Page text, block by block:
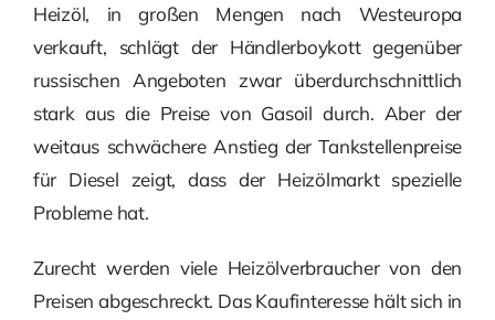
Heizöl, in großen Mengen nach Westeuropa
verkauft, schlägt der Händlerboykott gegenüber
russischen Angeboten zwar überdurchschnittlich
stark aus die Preise von Gasoil durch. Aber der
weitaus schwächere Anstieg der Tankstellenpreise
für Diesel zeigt, dass der Heizölmarkt spezielle
Probleme hat.
Zurecht werden viele Heizölverbraucher von den
Preisen abgeschreckt. Das Kaufinteresse hält sich in